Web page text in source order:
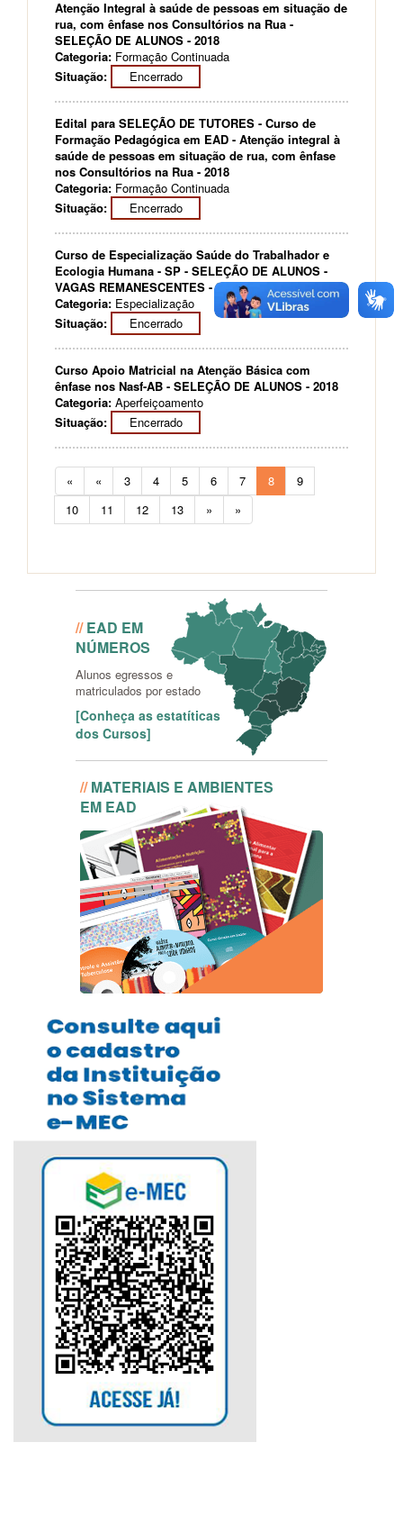
Atenção Integral à saúde de pessoas em situação de
rua, com ênfase nos Consultórios na Rua -
SELEÇÃO DE ALUNOS - 2018
Categoria: Formação Continuada
Situação:
Encerrado
Edital para SELEÇÃO DE TUTORES - Curso de
Formação Pedagógica em EAD - Atenção integral à
saúde de pessoas em situação de rua, com ênfase
nos Consultórios na Rua - 2018
Categoria: Formação Continuada
Situação:
Encerrado
Curso de Especialização Saúde do Trabalhador e
Ecologia Humana - SP - SELEÇÃO DE ALUNOS -
VAGAS REMANESCENTES - 2018
Categoria: Especialização
Situação:
Encerrado
Curso Apoio Matricial na Atenção Básica com
ênfase nos Nasf-AB - SELEÇÃO DE ALUNOS - 2018
Categoria: Aperfeiçoamento
Situação:
Encerrado
« « 3 4 5 6 7 8
9
10
11 12 13 » »
//EAD EM
NÚMEROS
Alunos egressos e
matriculados por estado
[Conheça as estatíticas
dos Cursos]
Conheça as estatíticas dos
Cursos
//MATERIAIS E AMBIENTES
EM EAD